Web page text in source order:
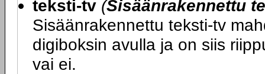
teksti-tv (Sisäänrakennettu
Sisäänrakennettu teksti-tv
digiboksin avulla ja on siis
vai ei.